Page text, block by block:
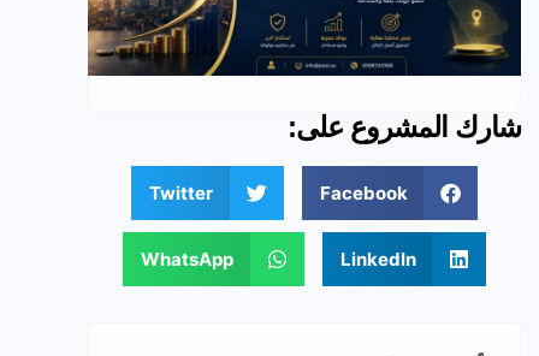
شارك المشروع على:
Facebook
Twitter
LinkedIn
WhatsApp